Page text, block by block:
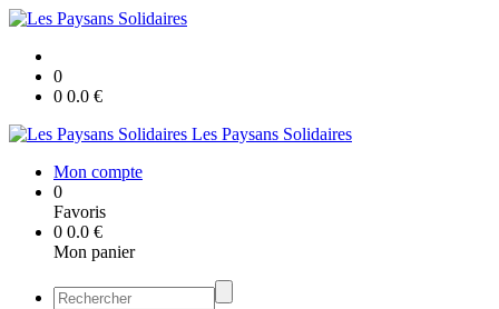
0
0 0.0 €
Les Paysans Solidaires
Mon compte
0
Favoris
0 0.0 €
Mon panier